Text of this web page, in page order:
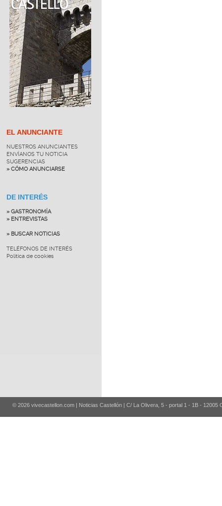
EL ANUNCIANTE
NUESTROS ANUNCIANTES
ENVÍANOS TU NOTICIA
SUGERENCIAS
» CÓMO ANUNCIARSE
DE INTERÉS
» GASTRONOMÍA
» ENTREVISTAS
» BUSCAR NOTICIAS
TELÉFONOS DE INTERÉS
Política de cookies
© 2026 vivecastellon.com | Noticias Castellón | C/ La Olivera, 5 - portal 1 - 1B - 12005